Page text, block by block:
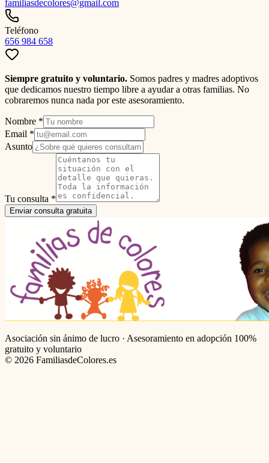
familiasdecolores@gmail.com
Teléfono
656 984 658
Siempre gratuito y voluntario. Somos padres y madres adoptivos
que dedicamos nuestro tiempo libre a ayudar a otras familias. No
cobraremos nunca nada por este asesoramiento.
Nombre *
Email *
Asunto
Tu consulta *
Enviar consulta gratuita
Asociación sin ánimo de lucro · Asesoramiento en adopción 100%
gratuito y voluntario
© 2026 FamiliasdeColores.es